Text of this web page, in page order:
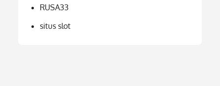
RUSA33
situs slot